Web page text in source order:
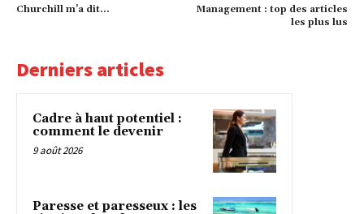
Churchill m’a dit…
Management : top des articles
les plus lus
Derniers articles
Cadre à haut potentiel :
comment le devenir
9 août 2026
Paresse et paresseux : les